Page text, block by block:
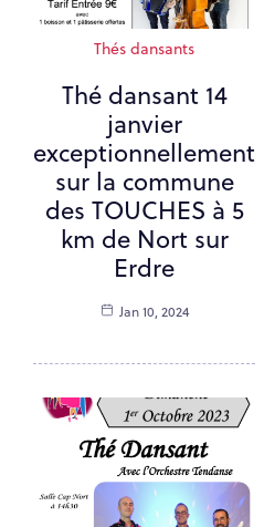
Thés dansants
Thé dansant 14
janvier
exceptionnellement
sur la commune
des TOUCHES à 5
km de Nort sur
Erdre
Jan 10, 2024